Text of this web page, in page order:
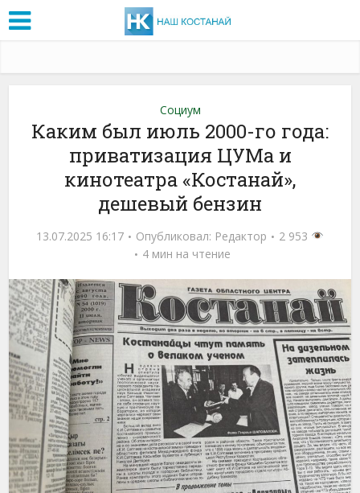
Социум
Каким был июль 2000-го года:
приватизация ЦУМа и
кинотеатра «Костанай»,
дешевый бензин
13.07.2025 16:17 Опубликовал: Редактор
2 953
4 мин на чтение